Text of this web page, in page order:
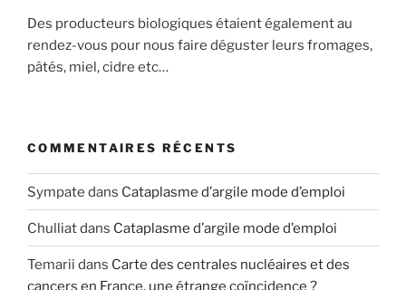
Des producteurs biologiques étaient également au
rendez-vous pour nous faire déguster leurs fromages,
pâtés, miel, cidre etc…
COMMENTAIRES RÉCENTS
Sympate dans Cataplasme d’argile mode d’emploi
Chulliatdans Cataplasme d’argile mode d’emploi
Temarii dans Carte des centrales nucléaires et des
cancers en France, une étrange coïncidence ?